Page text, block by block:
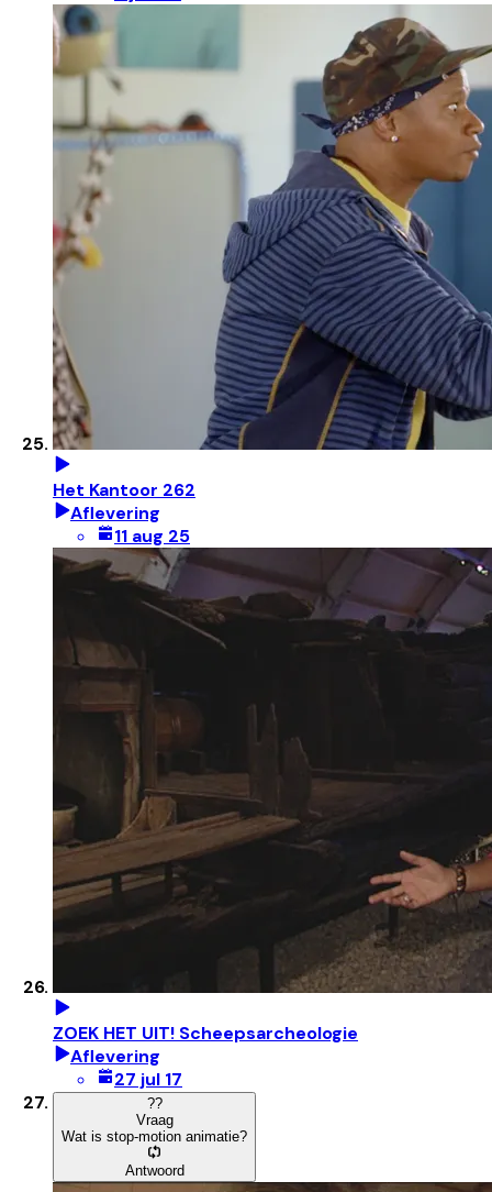
Het Kantoor 262
Aflevering
11 aug 25
ZOEK HET UIT! Scheepsarcheologie
Aflevering
27 jul 17
??
Vraag
Wat is stop-motion animatie?
Antwoord